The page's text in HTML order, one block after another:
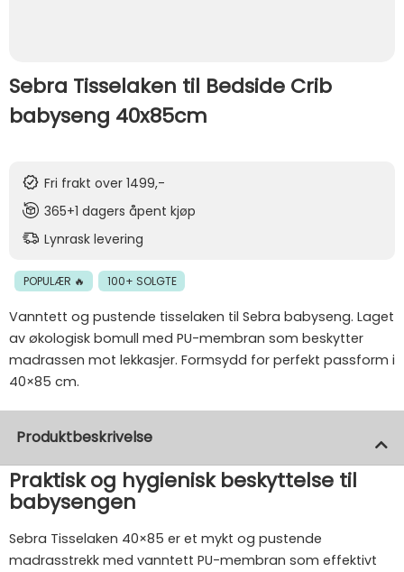
Sebra Tisselaken til Bedside Crib
babyseng 40x85cm
Fri frakt over 1499,-
365+1 dagers åpent kjøp
Lynrask levering
POPULÆR 🔥 100+ SOLGTE
Vanntett og pustende tisselaken til Sebra babyseng. Laget
av økologisk bomull med PU-membran som beskytter
madrassen mot lekkasjer. Formsydd for perfekt passform i
40×85 cm.
Produktbeskrivelse
Praktisk og hygienisk beskyttelse til
babysengen
Sebra Tisselaken 40×85 er et mykt og pustende
madrasstrekk med vanntett PU-membran som effektivt